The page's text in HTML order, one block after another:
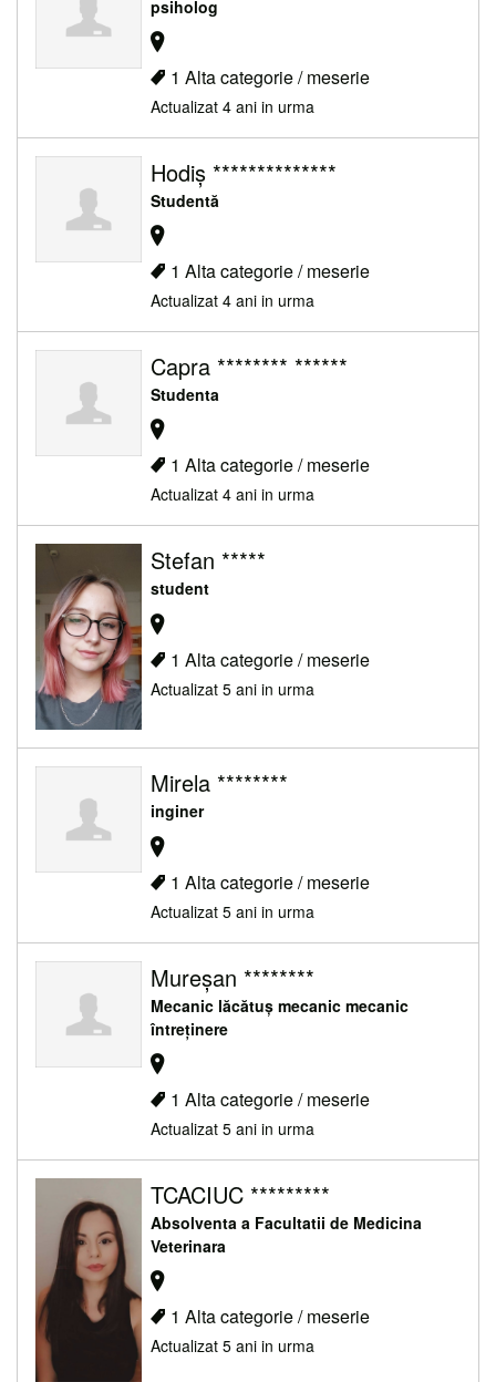
psiholog
1 Alta categorie / meserie
Actualizat 4 ani in urma
Hodiș **************
Studentă
1 Alta categorie / meserie
Actualizat 4 ani in urma
Capra ******** ******
Studenta
1 Alta categorie / meserie
Actualizat 4 ani in urma
Stefan *****
student
1 Alta categorie / meserie
Actualizat 5 ani in urma
Mirela ********
inginer
1 Alta categorie / meserie
Actualizat 5 ani in urma
Mureșan ********
Mecanic lăcătuș mecanic mecanic
întreținere
1 Alta categorie / meserie
Actualizat 5 ani in urma
TCACIUC *********
Absolventa a Facultatii de Medicina
Veterinara
1 Alta categorie / meserie
Actualizat 5 ani in urma